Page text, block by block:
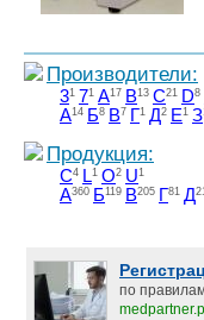
Производители:
31 71 A17 B13 C21 D8
А14 Б8 В7 Г1 Д2 Е1 З
Продукция:
C4 L1 O2 U1
А360 Б119 В205 Г81 Д
по